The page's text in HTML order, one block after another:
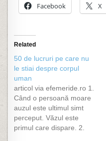
Facebook X
Related
50 de lucruri pe care nu
le stiai despre corpul
uman
articol via efemeride.ro 1.
Când o persoană moare
auzul este ultimul simt
perceput. Văzul este
primul care dispare. 2.